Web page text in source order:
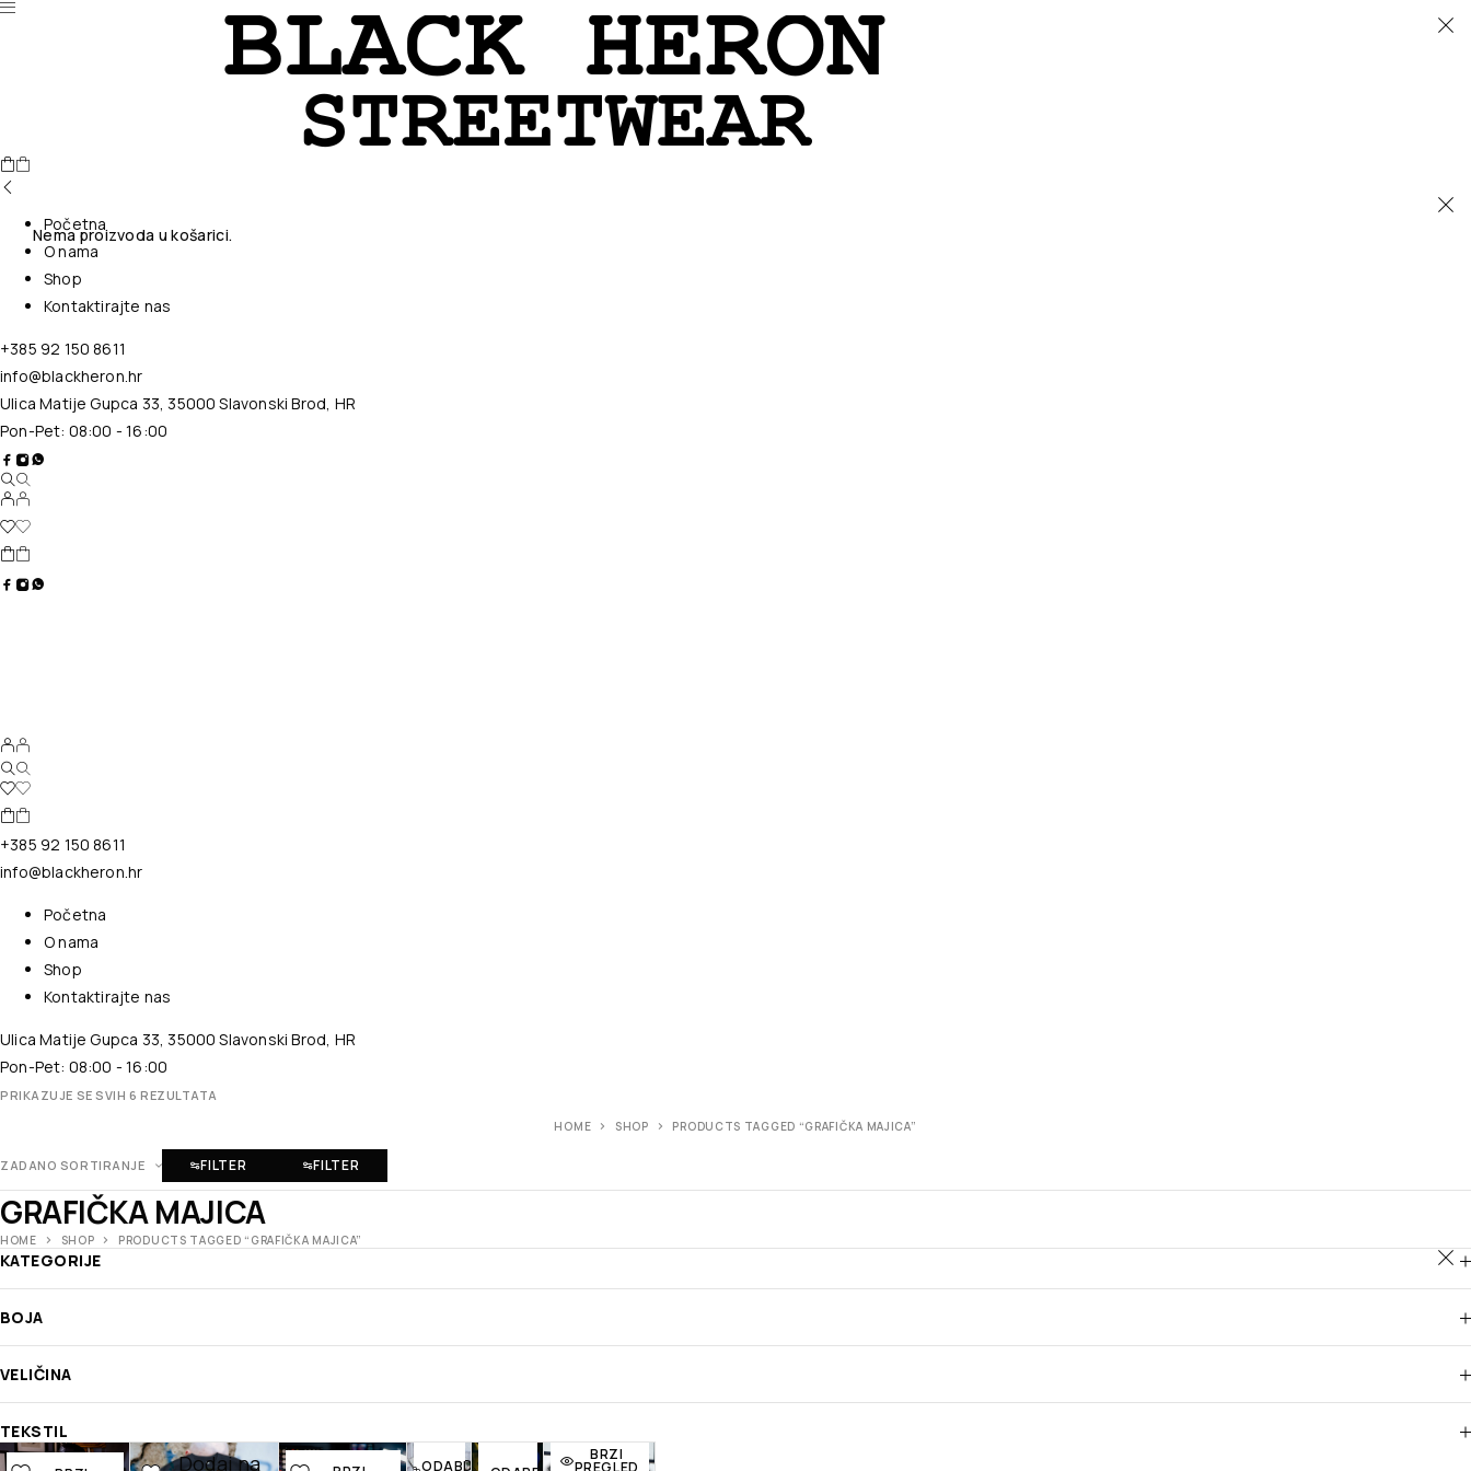
Nema proizvoda u košarici.
Početna
O nama
Shop
Kontaktirajte nas
+385 92 150 8611
info@blackheron.hr
Ulica Matije Gupca 33, 35000 Slavonski Brod, HR
Pon-Pet: 08:00 - 16:00
+385 92 150 8611
info@blackheron.hr
Početna
O nama
Shop
Kontaktirajte nas
Ulica Matije Gupca 33, 35000 Slavonski Brod, HR
Pon-Pet: 08:00 - 16:00
PRIKAZUJE SE SVIH 6 REZULTATA
HOME SHOP PRODUCTS TAGGED “GRAFIČKA MAJICA”
ZADANO SORTIRANJE FILTER FILTER
GRAFIČKA MAJICA
HOME SHOP PRODUCTS TAGGED “GRAFIČKA MAJICA”
KATEGORIJE
BOJA
VELIČINA
TEKSTIL
Dodaj na Dodaj na Dodaj na Dodaj
BRZI
ODABERI Dodaj Dodaj
BRZI